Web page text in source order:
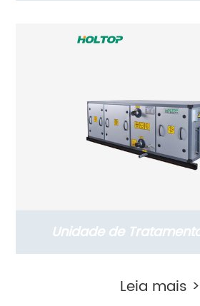
Unidade de
Suspensa Holtop com
Leia mais >